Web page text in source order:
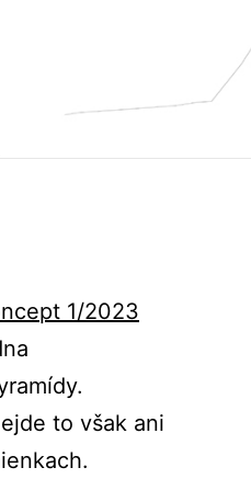
1/2023
to však ani